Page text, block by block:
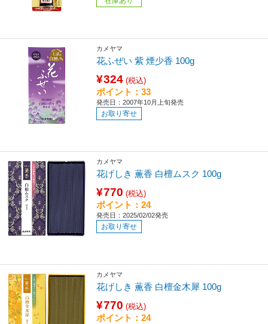
カメヤマ
花ふぜい 紫 煙少香 100g
¥324 (税込)
ポイント：33
発売日：2007年10月上旬発売
お取り寄せ
カメヤマ
花げしき 薫香 白檀ムスク 100g
¥770 (税込)
ポイント：24
発売日：2025/02/02発売
お取り寄せ
カメヤマ
花げしき 薫香 白檀金木犀 100g
¥770 (税込)
ポイント：24